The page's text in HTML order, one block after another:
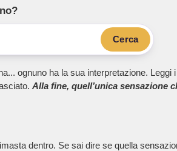
Cerca
ognuno ha la sua interpretazione. Leggi
Alla fine, quell’unica sensazione
dentro. Se sai dire se quella